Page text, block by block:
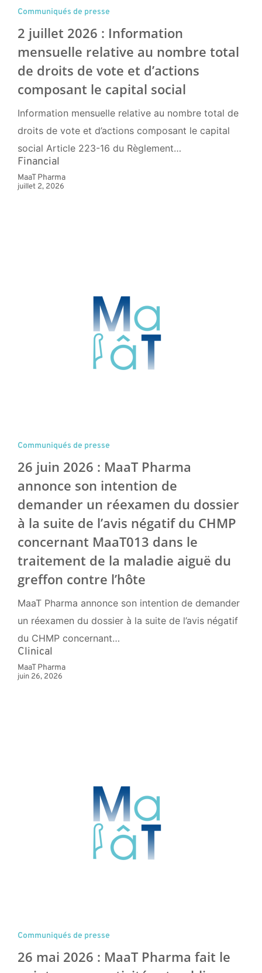
Communiqués de presse
2 juillet 2026 : Information
mensuelle relative au nombre total
de droits de vote et d’actions
composant le capital social
Information mensuelle relative au nombre total de
droits de vote et d’actions composant le capital
social Article 223-16 du Règlement…
Financial
MaaT Pharma
juillet 2, 2026
Communiqués de presse
26 juin 2026 : MaaT Pharma
annonce son intention de
demander un réexamen du dossier
à la suite de l’avis négatif du CHMP
concernant MaaT013 dans le
traitement de la maladie aiguë du
greffon contre l’hôte
MaaT Pharma annonce son intention de demander
un réexamen du dossier à la suite de l’avis négatif
du CHMP concernant…
Clinical
MaaT Pharma
juin 26, 2026
Communiqués de presse
26 mai 2026 : MaaT Pharma fait le